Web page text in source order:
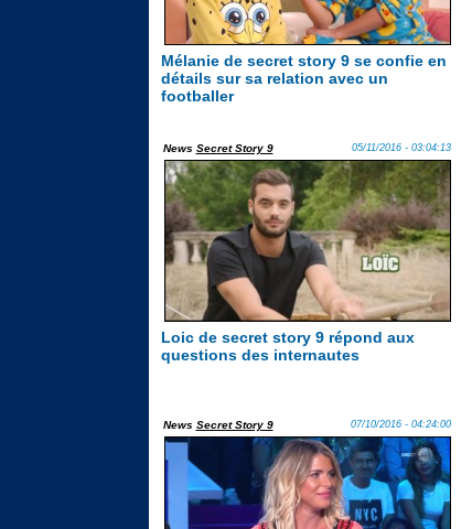
Mélanie de secret story 9 se confie en
détails sur sa relation avec un
footballer
News Secret Story 9 05/11/2016 - 03:04:13
Loic de secret story 9 répond aux
questions des internautes
News Secret Story 9 07/10/2016 - 04:24:00